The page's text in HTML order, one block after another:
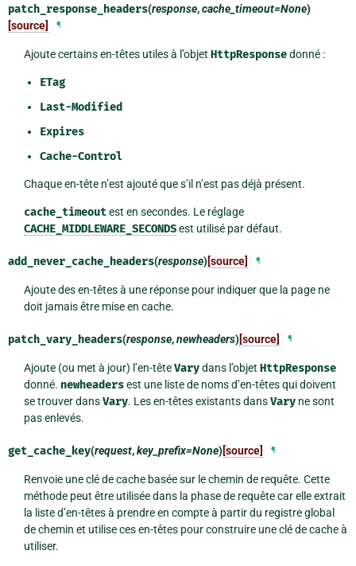
patch_response_headers(response,cache_timeout=None)
[source]
¶
Ajoute certains en-têtes utiles à l’objet HttpResponsedonné :
ETag
Last-Modified
Expires
Cache-Control
Chaque en-tête n’est ajouté que s’il n’est pas déjà présent.
cache_timeoutest en secondes. Le réglage
CACHE_MIDDLEWARE_SECONDSest utilisé par défaut.
add_never_cache_headers(response)[source] ¶
Ajoute des en-têtes à une réponse pour indiquer que la page ne
doit jamais être mise en cache.
patch_vary_headers(response,newheaders)[source] ¶
Ajoute (ou met à jour) l’en-têteVarydans l’objet HttpResponse
donné. newheadersest une liste de noms d’en-têtes qui doivent
se trouver dansVary. Les en-têtes existants dansVaryne sont
pas enlevés.
get_cache_key(request,key_prefix=None)[source] ¶
Renvoie une clé de cache basée sur le chemin de requête. Cette
méthode peut être utilisée dans la phase de requête car elle extrait
la liste d’en-têtes à prendre en compte à partir du registre global
de chemin et utilise ces en-têtes pour construire une clé de cache à
utiliser.